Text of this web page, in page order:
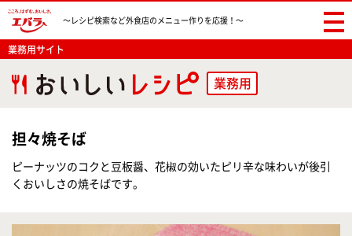
〜レシピ検索など外食店のメニュー作りを応援！〜
業務用サイト
業務用
担々焼そば
ピーナッツのコクと豆板醤、花椒の効いたピリ辛な味わいが後引
くおいしさの焼そばです。